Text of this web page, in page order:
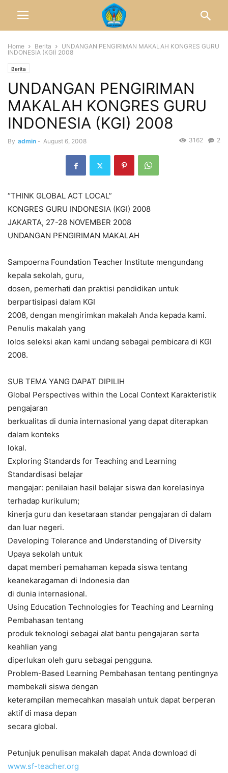
Home Berita
UNDANGAN PENGIRIMAN MAKALAH KONGRES GURU
INDONESIA (KGI) 2008
Berita
UNDANGAN PENGIRIMAN
MAKALAH KONGRES GURU
INDONESIA (KGI) 2008
By admin - August 6, 2008 2
3162
“THINK GLOBAL ACT LOCAL”
KONGRES GURU INDONESIA (KGI) 2008
JAKARTA, 27-28 NOVEMBER 2008
UNDANGAN PENGIRIMAN MAKALAH
Sampoerna Foundation Teacher Institute mengundang
kepala sekolah, guru,
dosen, pemerhati dan praktisi pendidikan untuk
berpartisipasi dalam KGI
2008, dengan mengirimkan makalah Anda kepada kami.
Penulis makalah yang
lolos seleksi akan kami undang sebagai pembicara di KGI
2008.
SUB TEMA YANG DAPAT DIPILIH
Global Perspectives within the Local Context Karakteristik
pengajaran
berkualitas di dunia internasional yang dapat diterapkan
dalam konteks
lokal.
Exploring Standards for Teaching and Learning
Standardisasi belajar
mengajar: penilaian hasil belajar siswa dan korelasinya
terhadap kurikulum;
kinerja guru dan kesetaraan standar pengajaran di dalam
dan luar negeri.
Developing Tolerance and Understanding of Diversity
Upaya sekolah untuk
dapat memberi pemahaman kepada siswa tentang
keanekaragaman di Indonesia dan
di dunia internasional.
Using Education Technologies for Teaching and Learning
Pembahasan tentang
produk teknologi sebagai alat bantu pengajaran serta
keahlian yang
diperlukan oleh guru sebagai pengguna.
Problem-Based Learning Pembahasan tentang pentingnya
membekali siswa dengan
keterampilan memecahkan masalah untuk dapat berperan
aktif di masa depan
secara global.
Petunjuk penulisan makalah dapat Anda download di
www.sf-teacher.org